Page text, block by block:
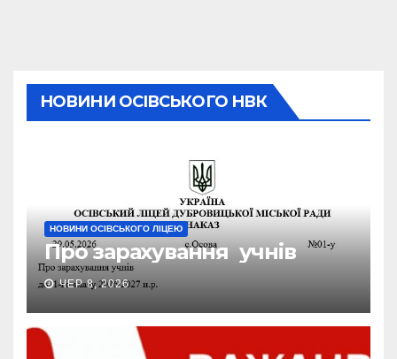
НОВИНИ ОСІВСЬКОГО НВК
НОВИНИ ОСІВСЬКОГО ЛІЦЕЮ
Про зарахування учнів
ЧЕР 8, 2026